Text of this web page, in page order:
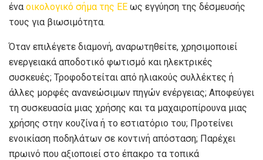
ένα οικολογικό σήμα της ΕΕ ως εγγύηση της δέσμευσής
τους για βιωσιμότητα.
Όταν επιλέγετε διαμονή, αναρωτηθείτε, χρησιμοποιεί
ενεργειακά αποδοτικό φωτισμό και ηλεκτρικές
συσκευές; Τροφοδοτείται από ηλιακούς συλλέκτες ή
άλλες μορφές ανανεώσιμων πηγών ενέργειας; Αποφεύγει
τη συσκευασία μιας χρήσης και τα μαχαιροπίρουνα μιας
χρήσης στην κουζίνα ή το εστιατόριο του; Προτείνει
ενοικίαση ποδηλάτων σε κοντινή απόσταση; Παρέχει
πρωινό που αξιοποιεί στο έπακρο τα τοπικά